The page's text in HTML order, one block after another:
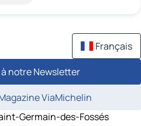
Français
notre Newsletter
ViaMichelin
Germain-des-Fossés